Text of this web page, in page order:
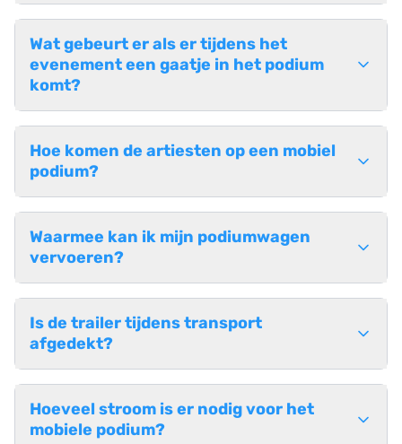
Wat gebeurt er als er tijdens het
evenement een gaatje in het podium
komt?
Hoe komen de artiesten op een mobiel
podium?
Waarmee kan ik mijn podiumwagen
vervoeren?
Is de trailer tijdens transport
afgedekt?
Hoeveel stroom is er nodig voor het
mobiele podium?